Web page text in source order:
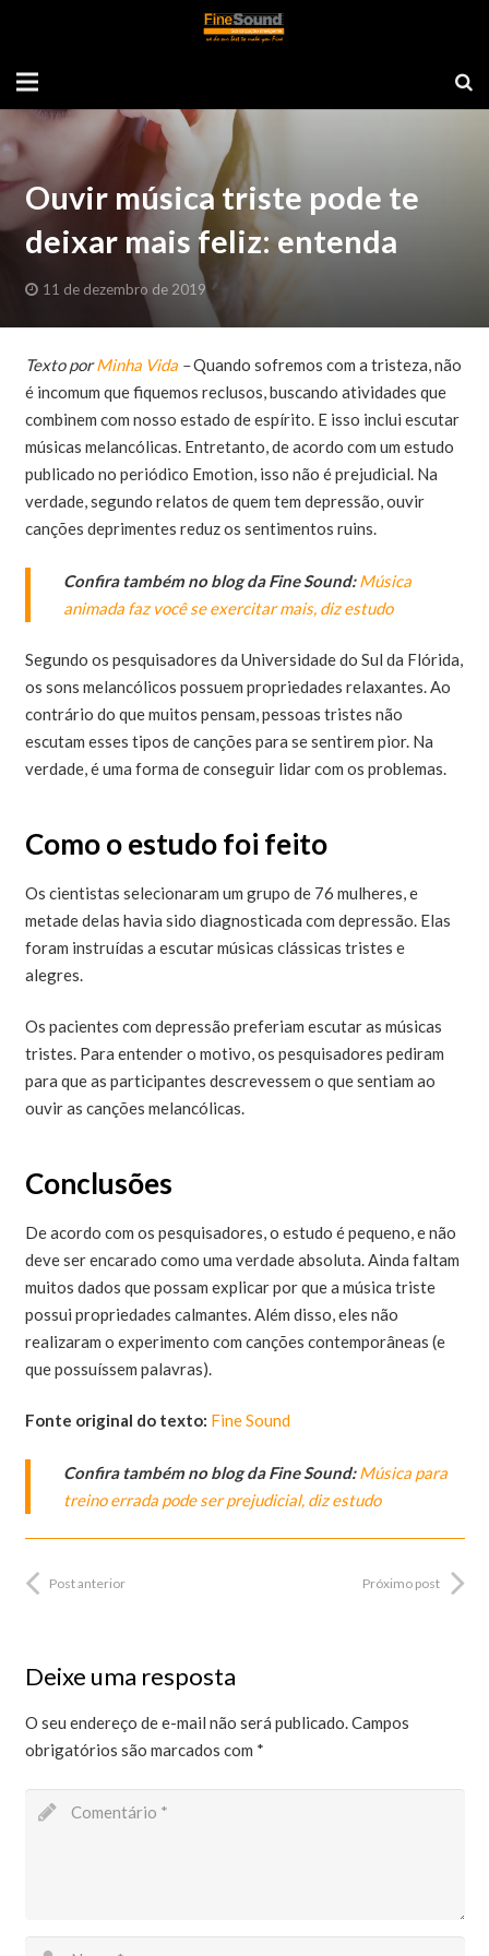
Ouvir música triste pode te
deixar mais feliz: entenda
11 de dezembro de 2019
Texto porMinha Vida–Quando sofremos com a tristeza, não
é incomum que fiquemos reclusos, buscando atividades que
combinem com nosso estado de espírito. E isso inclui escutar
músicas melancólicas. Entretanto, de acordo com um estudo
publicado no periódico Emotion, isso não é prejudicial. Na
verdade, segundo relatos de quem tem depressão, ouvir
canções deprimentes reduz os sentimentos ruins.
Confira também no blog da Fine Sound:Música
animada faz você se exercitar mais, diz estudo
Segundo os pesquisadores da Universidade do Sul da Flórida,
os sons melancólicos possuem propriedades relaxantes. Ao
contrário do que muitos pensam, pessoas tristes não
escutam esses tipos de canções para se sentirem pior. Na
verdade, é uma forma de conseguir lidar com os problemas.
Como o estudo foi feito
Os cientistas selecionaram um grupo de 76 mulheres, e
metade delas havia sido diagnosticada com depressão. Elas
foram instruídas a escutar músicas clássicas tristes e
alegres.
Os pacientes com depressão preferiam escutar as músicas
tristes. Para entender o motivo, os pesquisadores pediram
para que as participantes descrevessem o que sentiam ao
ouvir as canções melancólicas.
Conclusões
De acordo com os pesquisadores, o estudo é pequeno, e não
deve ser encarado como uma verdade absoluta. Ainda faltam
muitos dados que possam explicar por que a música triste
possui propriedades calmantes. Além disso, eles não
realizaram o experimento com canções contemporâneas (e
que possuíssem palavras).
Fonte original do texto: Fine Sound
Confira também no blog da Fine Sound:Música para
treino errada pode ser prejudicial, diz estudo
Post anterior Próximo post
Deixe uma resposta
O seu endereço de e-mail não será publicado.Campos
obrigatórios são marcados com *